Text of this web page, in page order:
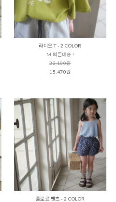
라디오 T - 2 COLOR
M 빠른배송 !
22,100원
15,470원
플로르 팬츠 - 2 COLOR